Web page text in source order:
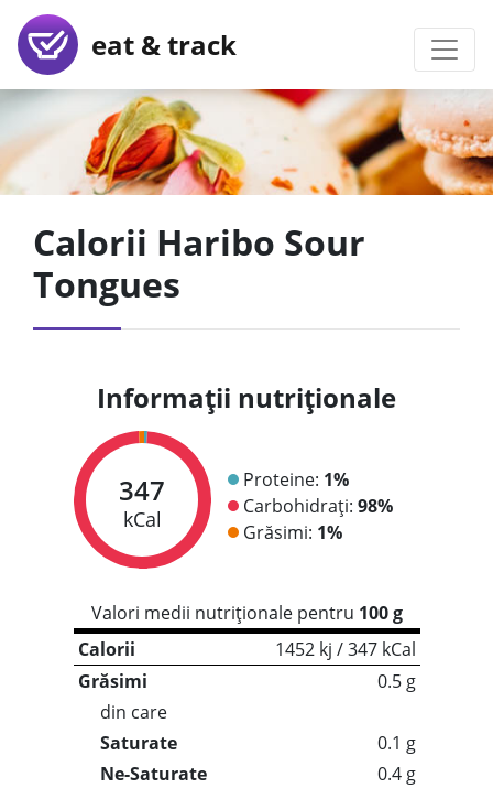
eat & track
Calorii Haribo Sour
Tongues
Informații nutriționale
347
kCal
Proteine: 1%
Carbohidrați: 98%
Grăsimi: 1%
Valori medii nutriționale pentru 100 g
Calorii
1452 kj / 347 kCal
Grăsimi
0.5 g
din care
Saturate
0.1 g
Ne-Saturate
0.4 g